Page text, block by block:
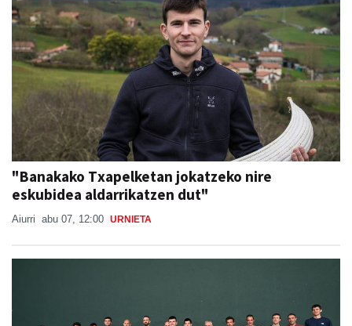
"Banakako Txapelketan jokatzeko nire
eskubidea aldarrikatzen dut"
Aiurri abu 07, 12:00 URNIETA